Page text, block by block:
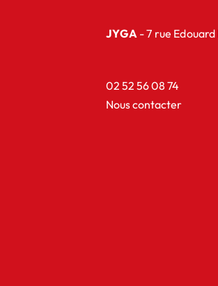
JYGA - 7 rue
02 52 56 08 74
Nous contacter